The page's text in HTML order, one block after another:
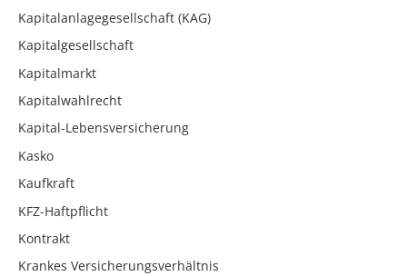
Kapitalanlagegesellschaft (KAG)
Kapitalgesellschaft
Kapitalmarkt
Kapitalwahlrecht
Kapital-Lebensversicherung
Kasko
Kaufkraft
KFZ-Haftpflicht
Kontrakt
Krankes Versicherungsverhältnis